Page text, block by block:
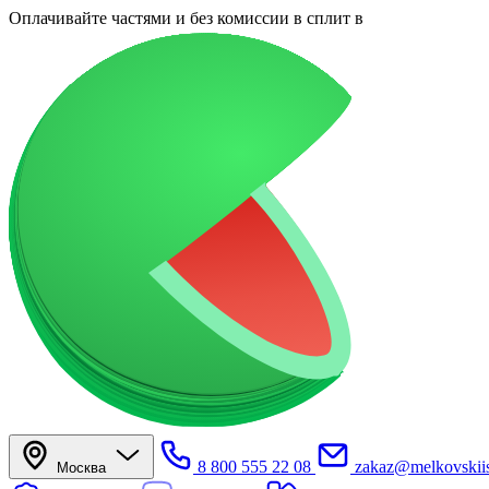
Оплачивайте частями и без комиссии в сплит в
Москва 8 800 555 22 08